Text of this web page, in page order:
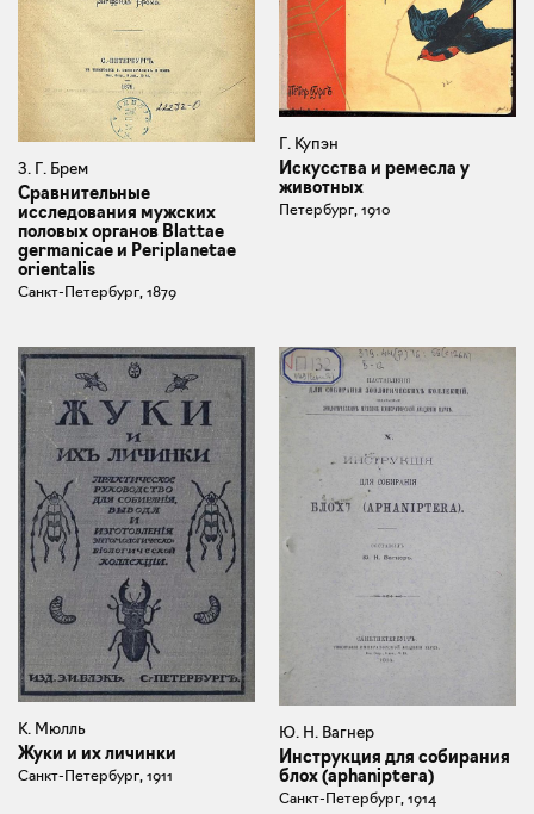
З. Г. Брем
Сравнительные
исследования мужских
половых органов Blattae
germanicae и Periplanetae
orientalis
Санкт-Петербург, 1879
Г. Купэн
Искусства и ремесла у
животных
Петербург, 1910
К. Мюлль
Жуки и их личинки
Санкт-Петербург, 1911
Ю. Н. Вагнер
Инструкция для собирания
блох (aphaniptera)
Санкт-Петербург, 1914